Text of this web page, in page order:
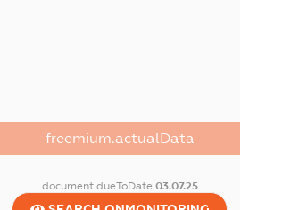
freemium.actualData
document.dueToDate 03.07.25